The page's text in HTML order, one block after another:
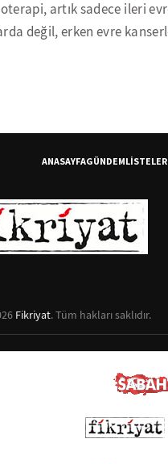
artık sadece ileri
değil, erken evre
ANASAYFAGÜNDEMLİSTELER
Fikriyat. Tüm hakları saklıdır.